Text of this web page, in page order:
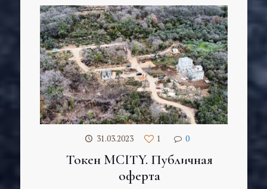
31.03.2023 1 0
Токен MCITY. Публичная
оферта